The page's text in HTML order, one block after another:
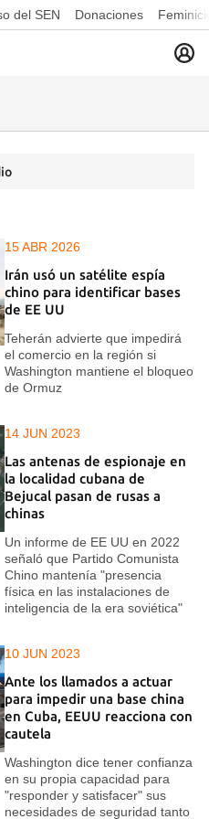
del SEN Donaciones
15 ABR 2026
Irán usó un satélite espía
chino para identificar bases
de EE UU
Teherán advierte que impedirá
el comercio en la región si
Washington mantiene el bloqueo
de Ormuz
14 JUN 2023
Las antenas de espionaje en
la localidad cubana de
Bejucal pasan de rusas a
chinas
Un informe de EE UU en 2022
señaló que Partido Comunista
Chino mantenía "presencia
física en las instalaciones de
inteligencia de la era soviética"
10 JUN 2023
Ante los llamados a actuar
para impedir una base china
en Cuba, EEUU reacciona con
cautela
Washington dice tener confianza
en su propia capacidad para
"responder y satisfacer" sus
necesidades de seguridad tanto